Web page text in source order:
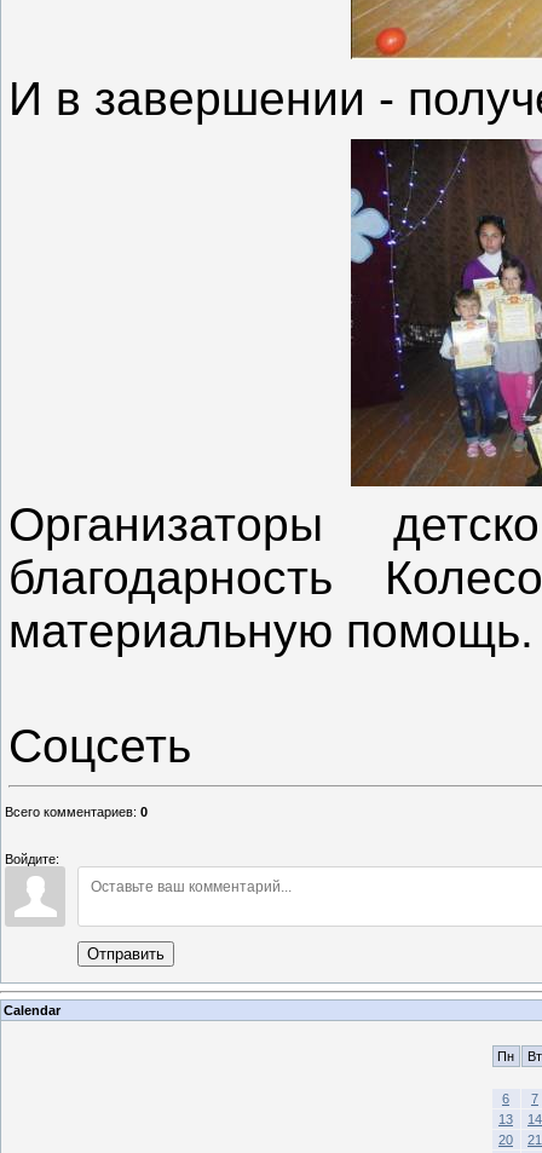
И в завершении -
Организаторы
благодарность
материальную помощь.
Соцсеть
Всего комментариев: 0
Войдите:
Отправить
Calendar
Пн Вт
6
7
13
14
20
21